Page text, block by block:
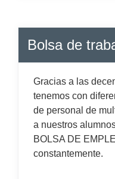
Bolsa de
Gracias a las
tenemos con
de personal de
a nuestros
BOLSA DE
constantemente.